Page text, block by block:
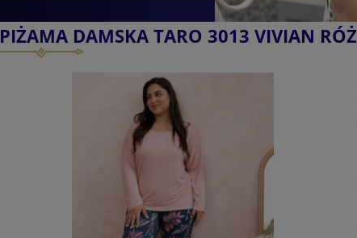
PIŻAMA DAMSKA TARO 3013 VIVIAN
Cena nie zawiera